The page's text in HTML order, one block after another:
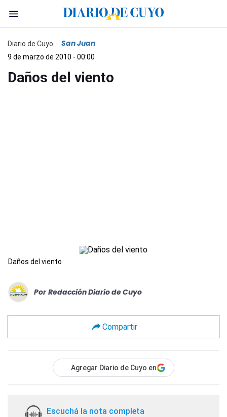
Diario de Cuyo San Juan
9 de marzo de 2010 - 00:00
Daños del viento
Daños del viento
Por Redacción Diario de Cuyo
Compartir
Agregar Diario de Cuyo en
Escuchá la nota completa